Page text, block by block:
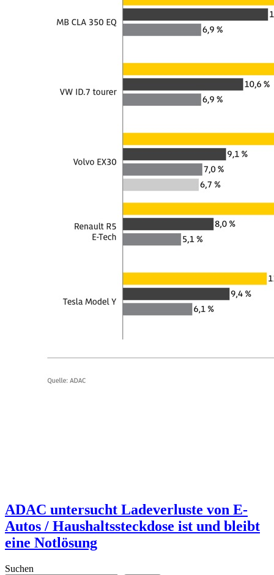
ADAC untersucht Ladeverluste von E-
Autos / Haushaltssteckdose ist und bleibt
eine Notlösung
Suchen